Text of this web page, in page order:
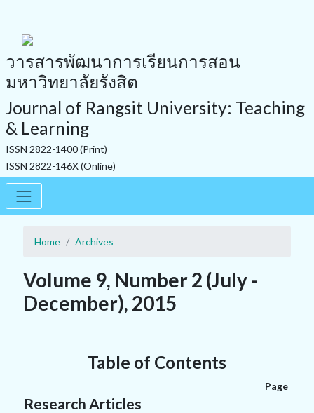
วารสารพัฒนาการเรียนการสอน
มหาวิทยาลัยรังสิต
Journal of Rangsit University: Teaching
& Learning
ISSN 2822-1400 (Print)
ISSN 2822-146X (Online)
Home Archives
Volume 9, Number 2 (July -
December), 2015
Table of Contents
Page
Research Articles